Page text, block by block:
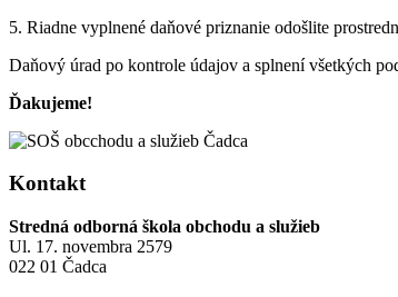
5. Riadne vyplnené daňové priznanie odošlite
Daňový úrad po kontrole údajov a splnení všetkých
Ďakujeme!
Kontakt
Stredná odborná škola obchodu a služieb
Ul. 17. novembra 2579
022 01 Čadca